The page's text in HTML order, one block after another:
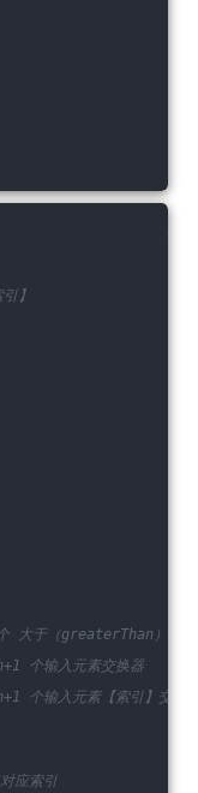
】
大于（greaterThan）比较
个输入元素交换器
个输入元素【索引】交换
应索引